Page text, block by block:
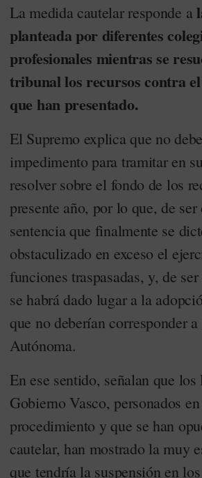
La medida cautelar responde a
planteada por diferentes
profesionales mientras se
tribunal los recursos contra
que han presentado.
El Supremo explica que no
impedimento para tramitar en
resolver sobre el fondo de los
presente año, por lo que, de
sentencia que finalmente se
obstaculizado en exceso el
funciones traspasadas, y, de
se habrá dado lugar a la
que no deberían corresponder
Autónoma.
En ese sentido, señalan que
Gobierno Vasco, personados
procedimiento y que se han
cautelar, han mostrado la muy
que tendría la suspensión en